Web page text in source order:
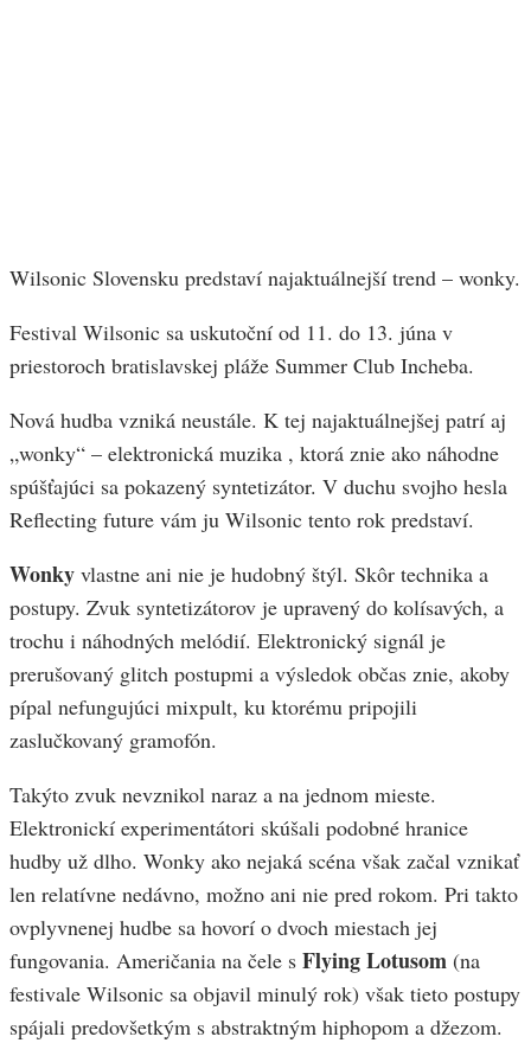
Wilsonic Slovensku predstaví najaktuálnejší trend – wonky.
Festival Wilsonic sa uskutoční od 11. do 13. júna v
priestoroch bratislavskej pláže Summer Club Incheba.
Nová hudba vzniká neustále. K tej najaktuálnejšej patrí aj
„wonky“ – elektronická muzika , ktorá znie ako náhodne
spúšťajúci sa pokazený syntetizátor. V duchu svojho hesla
Reflecting future vám ju Wilsonic tento rok predstaví.
Wonky vlastne ani nie je hudobný štýl. Skôr technika a
postupy. Zvuk syntetizátorov je upravený do kolísavých, a
trochu i náhodných melódií. Elektronický signál je
prerušovaný glitch postupmi a výsledok občas znie, akoby
pípal nefungujúci mixpult, ku ktorému pripojili
zaslučkovaný gramofón.
Takýto zvuk nevznikol naraz a na jednom mieste.
Elektronickí experimentátori skúšali podobné hranice
hudby už dlho. Wonky ako nejaká scéna však začal vznikať
len relatívne nedávno, možno ani nie pred rokom. Pri takto
ovplyvnenej hudbe sa hovorí o dvoch miestach jej
fungovania. Američania na čele s Flying Lotusom (na
festivale Wilsonic sa objavil minulý rok) však tieto postupy
spájali predovšetkým s abstraktným hiphopom a džezom.